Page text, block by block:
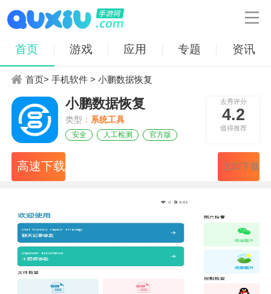

首页 游戏 应用 专题 资讯
首页>手机软件 > 小鹏数据恢复
小鹏数据恢复
类型：系统工具
安全 人工检测 官方版
去秀评分
4.2
值得推荐
高速下载 立即下载